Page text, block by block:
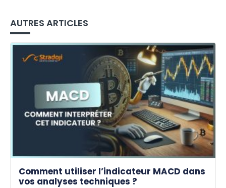
AUTRES ARTICLES
Comment utiliser l’indicateur MACD dans
vos analyses techniques ?